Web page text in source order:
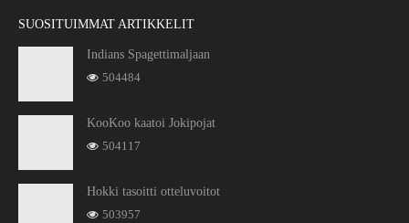
SUOSITUIMMAT ARTIKKELIT
Indians Spagettimaljaan
504484
KooKoo kaatoi Jokipojat
504117
Hokki tasoitti otteluvoitot
503957